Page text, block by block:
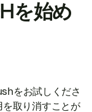
を始め
をお試しくださ
取り消すことが